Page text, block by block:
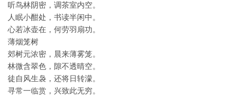
听鸟林阴密，调茶室内空。
人眠小酣处，书读半闲中。
心若冰壶在，何劳羽扇功。
薄烟笼树
郊树元浓密，晨来薄雾笼。
林微含翠色，隙不透晴空。
徒自风生袅，还将日转濛。
寻常一临赏，兴致此无穷。